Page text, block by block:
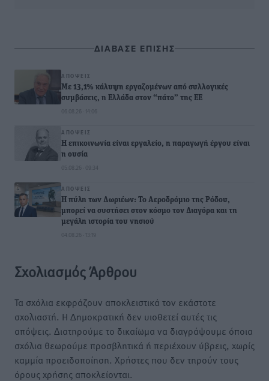
ΔΙΑΒΑΣΕ ΕΠΙΣΗΣ
ΑΠΌΨΕΙΣ
Με 13,1% κάλυψη εργαζομένων από συλλογικές
συμβάσεις, η Ελλάδα στον “πάτο” της ΕΕ
06.08.26 · 14:06
ΑΠΌΨΕΙΣ
Η επικοινωνία είναι εργαλείο, η παραγωγή έργου είναι
η ουσία
05.08.26 · 09:34
ΑΠΌΨΕΙΣ
Η πύλη των Δωριέων: Το Αεροδρόμιο της Ρόδου,
μπορεί να συστήσει στον κόσμο τον Διαγόρα και τη
μεγάλη ιστορία του νησιού
04.08.26 · 13:19
Σχολιασμός Άρθρου
Τα σχόλια εκφράζουν αποκλειστικά τον εκάστοτε
σχολιαστή. Η Δημοκρατική δεν υιοθετεί αυτές τις
απόψεις. Διατηρούμε το δικαίωμα να διαγράψουμε όποια
σχόλια θεωρούμε προσβλητικά ή περιέχουν ύβρεις, χωρίς
καμμία προειδοποίηση. Χρήστες που δεν τηρούν τους
όρους χρήσης αποκλείονται.